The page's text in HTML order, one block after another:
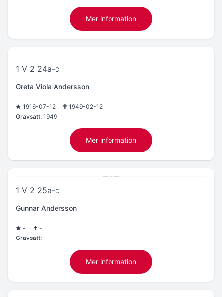
Mer information
1 V 2 24a-c
Greta Viola Andersson
1916-07-12
1949-02-12
Gravsatt: 1949
Mer information
1 V 2 25a-c
Gunnar Andersson
-
-
Gravsatt: -
Mer information